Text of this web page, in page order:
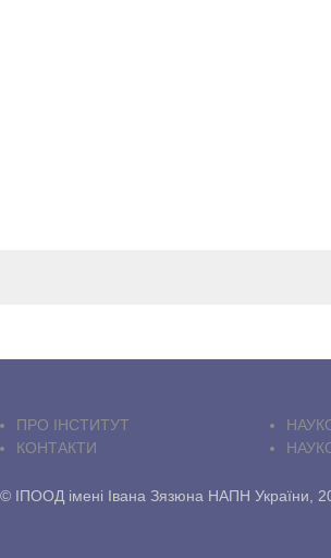
ПРО IНСТИТУТ
КОНТАКТИ
© ІПООД імені Івана Зязюна НАПН України,